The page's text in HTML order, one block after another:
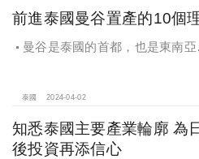
前進泰國曼谷置產的10個
曼谷是泰國的首都，也是東南亞
泰國 2024-04-02
知悉泰國主要產業輪廓 為
後投資再添信心